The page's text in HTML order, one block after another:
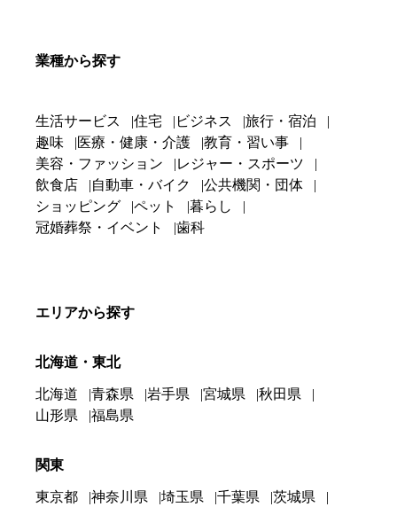
業種から探す
生活サービス 住宅 ビジネス
旅行・宿泊
趣味
医療・健康・介護
教育・習い事
美容・ファッション
レジャー・スポーツ
飲食店
自動車・バイク
公共機関・団体
ショッピング
ペット
暮らし
冠婚葬祭・イベント
歯科
エリアから探す
北海道・東北
北海道 青森県 岩手県 宮城県
秋田県
山形県
福島県
関東
東京都 神奈川県 埼玉県 千葉県
茨城県